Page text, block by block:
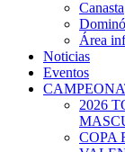
Canasta
Dominó
Área
Noticias
Eventos
2026
COPA